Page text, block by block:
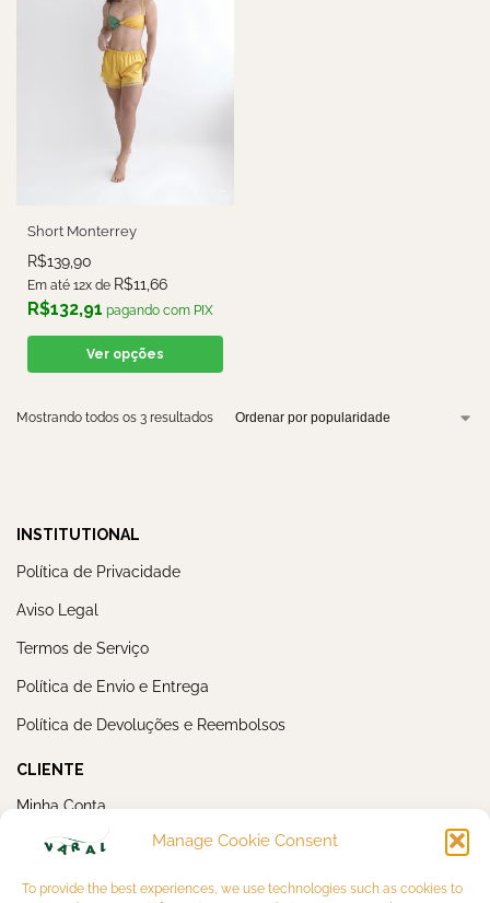
Manage Cookie Consent
To provide the best experiences, we use technologies such as cookies to
Short Monterrey
R$139,90
Em até 12x de R$11,66
R$132,91 pagando com PIX
Ver opções
Mostrando todos os 3 resultados
INSTITUTIONAL
Política de Privacidade
Aviso Legal
Termos de Serviço
Política de Envio e Entrega
Política de Devoluções e Reembolsos
CLIENTE
Minha Conta
Meus Pedidos
NEWSLETTER